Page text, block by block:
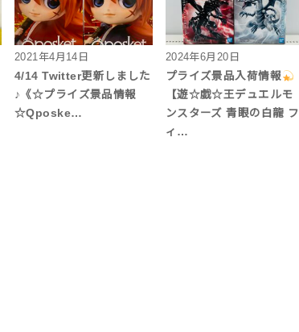
2021年4月14日
4/14 Twitter更新しました
♪《☆プライズ景品情報
☆Qposke…
2024年6月20日
プライズ景品入荷情報
【遊☆戯☆王デュエルモ
ンスターズ 青眼の白龍 フ
ィ…